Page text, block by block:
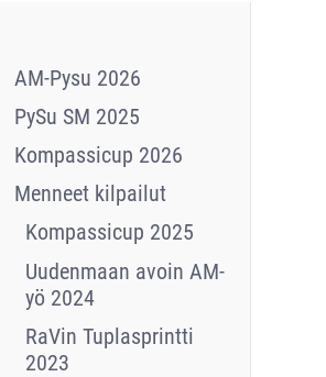
AM-Pysu 2026
PySu SM 2025
Kompassicup 2026
Menneet kilpailut
Kompassicup 2025
Uudenmaan avoin AM-
yö 2024
RaVin Tuplasprintti
2023